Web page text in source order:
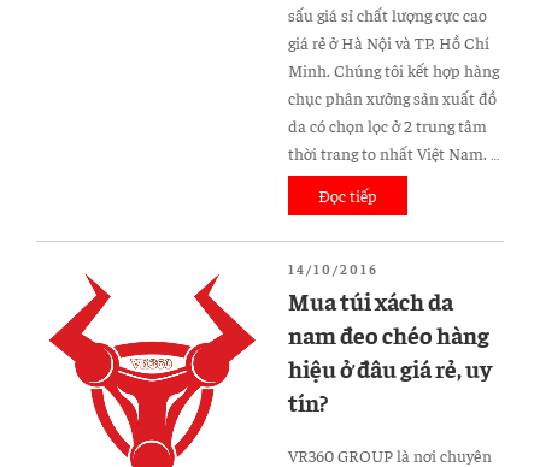
sấu giá sỉ chất lượng cực cao
giá rẻ ở Hà Nội và TP. Hồ Chí
Minh. Chúng tôi kết hợp hàng
chục phân xưởng sản xuất đồ
da có chọn lọc ở 2 trung tâm
thời trang to nhất Việt Nam. …
Đọc tiếp
xưởng
ví
da
cá
sấu
ĐĂNG
14/10/2016
Mua túi xách da
nam đeo chéo hàng
hiệu ở đâu giá rẻ, uy
tín?
VR360 GROUP là nơi chuyên